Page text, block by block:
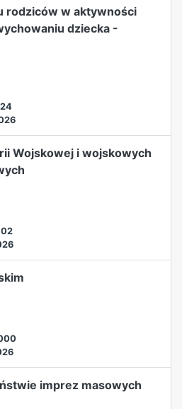
rodziców w aktywności
dziecka -
Wojskowej i wojskowych
imprez masowych